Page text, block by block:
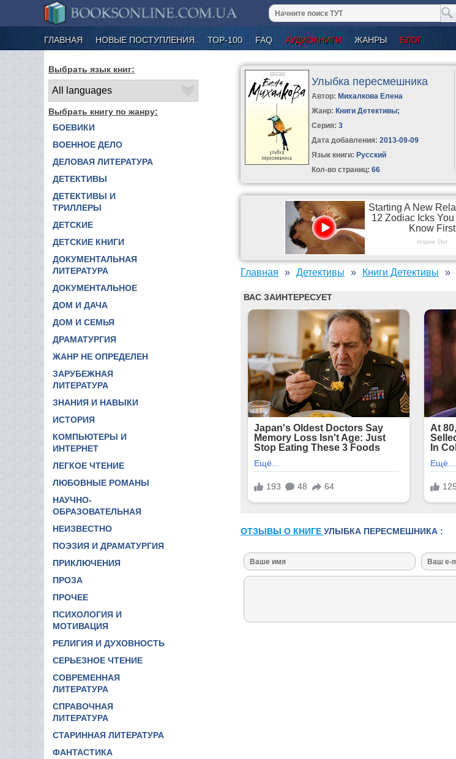
ГЛАВНАЯ НОВЫЕ ПОСТУПЛЕНИЯ ТОР-100 FAQ АУДИОКНИГИ ЖАНРЫ БЛОГ
Выбрать язык книг:
Выбрать книгу по жанру:
БОЕВИКИ
ВОЕННОЕ ДЕЛО
ДЕЛОВАЯ ЛИТЕРАТУРА
ДЕТЕКТИВЫ
ДЕТЕКТИВЫ И
ТРИЛЛЕРЫ
ДЕТСКИЕ
ДЕТСКИЕ КНИГИ
ДОКУМЕНТАЛЬНАЯ
ЛИТЕРАТУРА
ДОКУМЕНТАЛЬНОЕ
ДОМ И ДАЧА
ДОМ И СЕМЬЯ
ДРАМАТУРГИЯ
ЖАНР НЕ ОПРЕДЕЛЕН
ЗАРУБЕЖНАЯ
ЛИТЕРАТУРА
ЗНАНИЯ И НАВЫКИ
ИСТОРИЯ
КОМПЬЮТЕРЫ И
ИНТЕРНЕТ
ЛЕГКОЕ ЧТЕНИЕ
ЛЮБОВНЫЕ РОМАНЫ
НАУЧНО-
ОБРАЗОВАТЕЛЬНАЯ
НЕИЗВЕСТНО
ПОЭЗИЯ И ДРАМАТУРГИЯ
ПРИКЛЮЧЕНИЯ
ПРОЗА
ПРОЧЕЕ
ПСИХОЛОГИЯ И
МОТИВАЦИЯ
РЕЛИГИЯ И ДУХОВНОСТЬ
СЕРЬЕЗНОЕ ЧТЕНИЕ
СОВРЕМЕННАЯ
ЛИТЕРАТУРА
СПРАВОЧНАЯ
ЛИТЕРАТУРА
СТАРИННАЯ ЛИТЕРАТУРА
ФАНТАСТИКА
Улыбка пересмешника
Автор: Михалкова Елена
Жанр: Книги Детективы;
Серия:3
Дата добавления: 2013-09-09
Язык книги: Русский
Кол-во страниц: 66
Главная Детективы Книги Детективы
ОТЗЫВЫ О КНИГЕ УЛЫБКА ПЕРЕСМЕШНИКА :